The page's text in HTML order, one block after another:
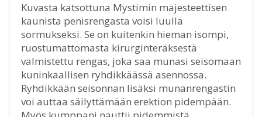
Kuvasta katsottuna Mystimin majesteettisen
kaunista penisrengasta voisi luulla
sormukseksi. Se on kuitenkin hieman isompi,
ruostumattomasta kirurginteräksestä
valmistettu rengas, joka saa munasi seisomaan
kuninkaallisen ryhdikkäässä asennossa.
Ryhdikkään seisonnan lisäksi munanrengastin
voi auttaa säilyttämään erektion pidempään.